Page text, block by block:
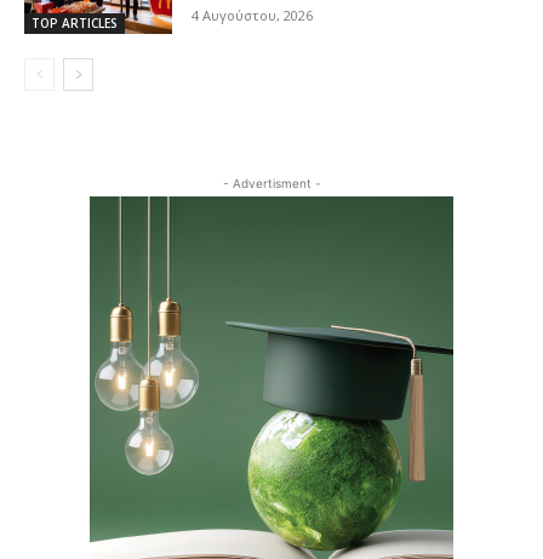
TOP ARTICLES 4 Αυγούστου, 2026
- Advertisment -